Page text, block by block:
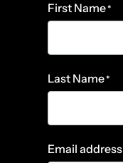
First Name*
Last Name*
Email address